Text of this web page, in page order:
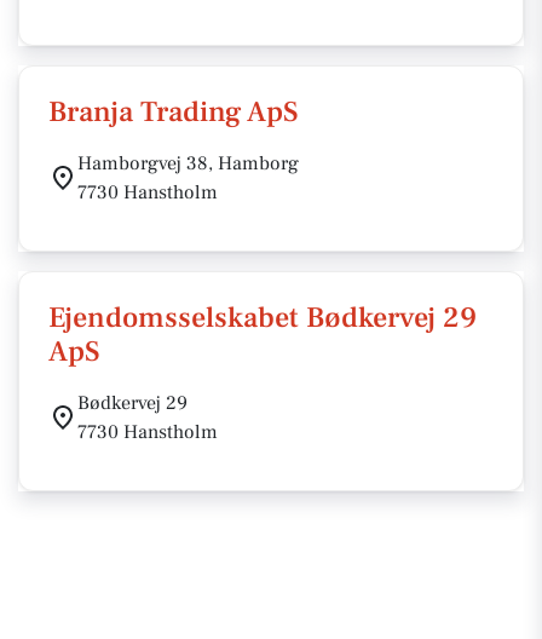
Branja Trading ApS
Hamborgvej 38, Hamborg
7730 Hanstholm
Ejendomsselskabet Bødkervej 29
ApS
Bødkervej 29
7730 Hanstholm